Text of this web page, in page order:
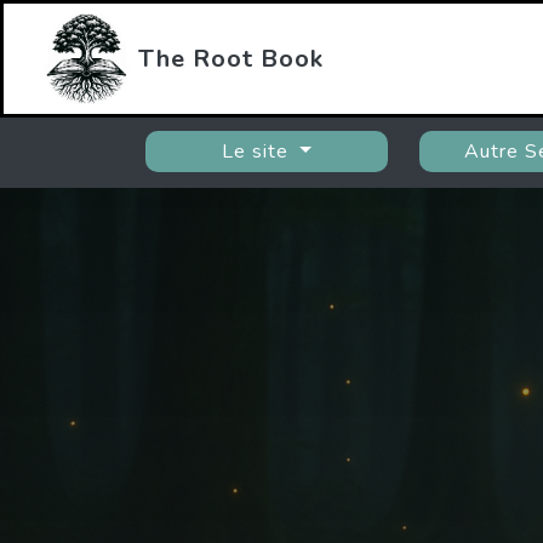
The Root Book
Le site Autre